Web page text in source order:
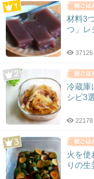
材料3
つ」レ
37126
冷蔵庫
シピ3
22178
火を使
りの